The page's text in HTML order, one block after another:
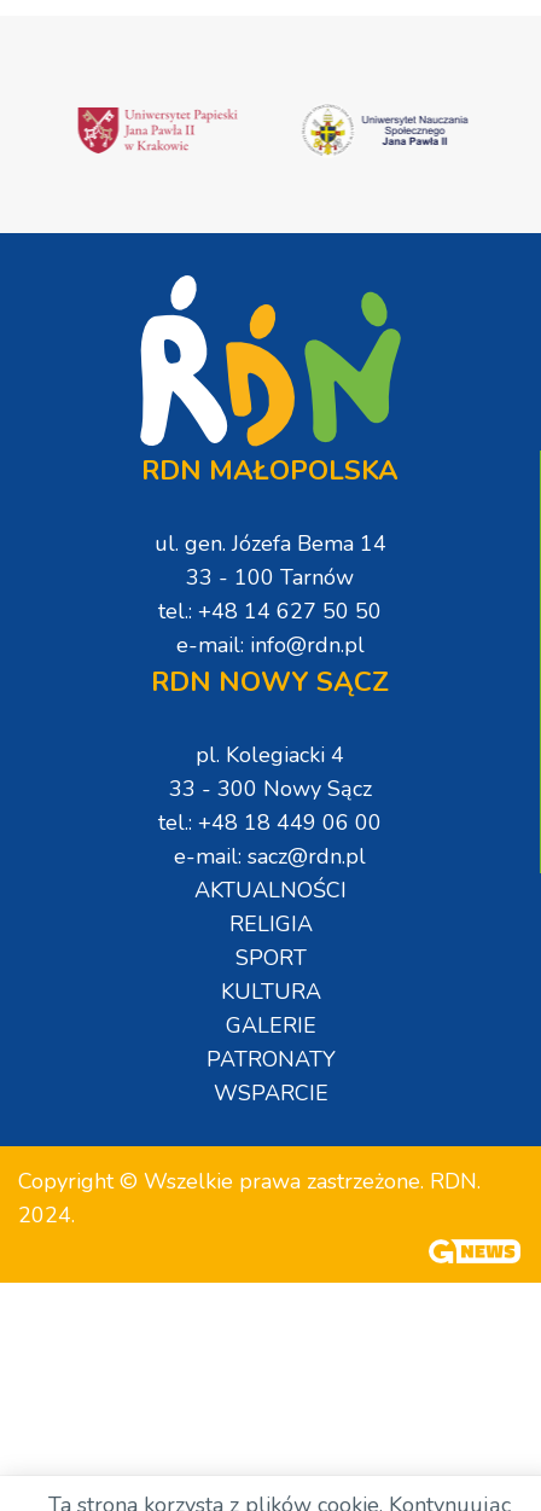
RDN MAŁOPOLSKA
ul. gen. Józefa Bema 14
33 - 100 Tarnów
tel.: +48 14 627 50 50
e-mail: info@rdn.pl
RDN NOWY SĄCZ
pl. Kolegiacki 4
33 - 300 Nowy Sącz
tel.: +48 18 449 06 00
e-mail: sacz@rdn.pl
AKTUALNOŚCI
RELIGIA
SPORT
KULTURA
GALERIE
PATRONATY
WSPARCIE
Copyright © Wszelkie prawa zastrzeżone. RDN.
2024.
Ta strona korzysta z plików cookie. Kontynuując